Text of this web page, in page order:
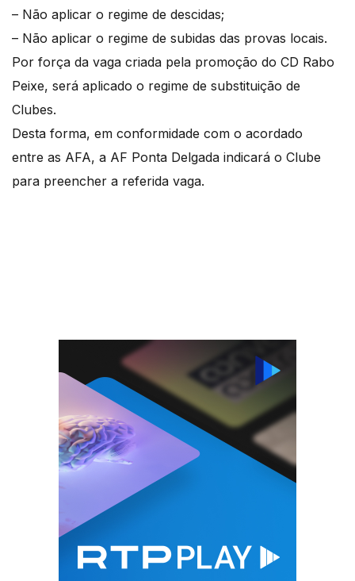
– Não aplicar o regime de descidas;
– Não aplicar o regime de subidas das provas locais.
Por força da vaga criada pela promoção do CD Rabo
Peixe, será aplicado o regime de substituição de
Clubes.
Desta forma, em conformidade com o acordado
entre as AFA, a AF Ponta Delgada indicará o Clube
para preencher a referida vaga.